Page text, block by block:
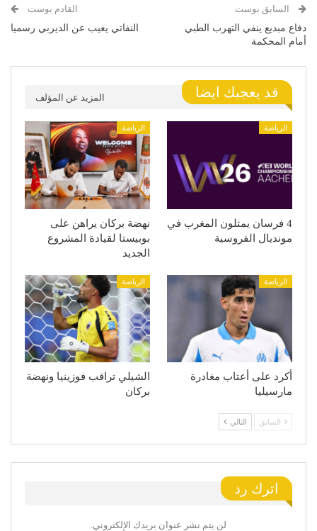
السابق بوست
دفاع مبديع ينفي التهرب الطبي
أمام المحكمة
القادم بوست
النفاتي يغيب عن الديربي رسميا
قد يعجبك ايضا المزيد عن المؤلف
الرياضة
4 فرسان يمثلون المغرب في
مونديال الفروسية
الرياضة
نهضة بركان يراهن على
بوبيستا لقيادة المشروع
الجديد
الرياضة
أكرد على أعتاب مغادرة
مارسيليا
الرياضة
الشيلي تراقب فوزينيا ونهضة
بركان
السابق التالي
اترك رد
لن يتم نشر عنوان بريدك الإلكتروني.